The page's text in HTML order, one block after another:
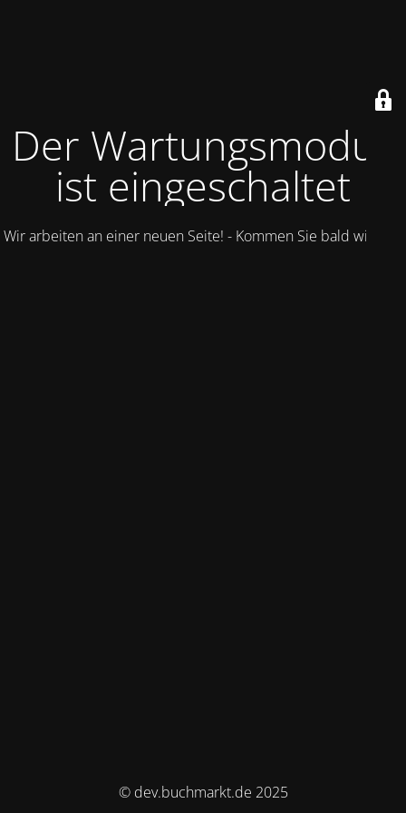
Der Wartungsmodus
ist eingeschaltet
Wir arbeiten an einer neuen Seite! - Kommen Sie bald wieder.
© dev.buchmarkt.de 2025